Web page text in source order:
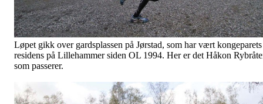
Løpet gikk over gardsplassen på Jørstad, som har vært kongeparets
residens på Lillehammer siden OL 1994. Her er det Håkon
som passerer.